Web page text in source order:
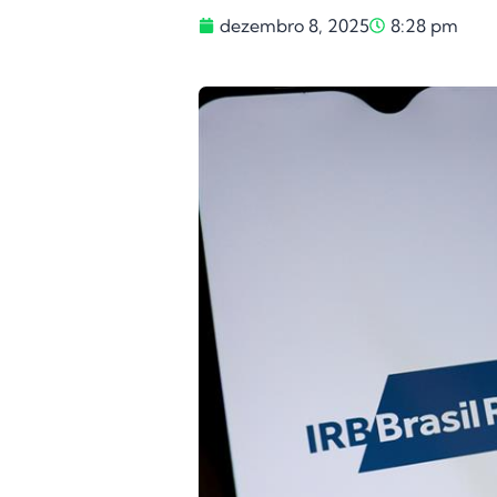
dezembro 8, 2025 8:28 pm